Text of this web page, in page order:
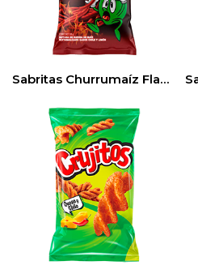
Sabritas Churrumaíz Flamas grande (185gr) 3pack